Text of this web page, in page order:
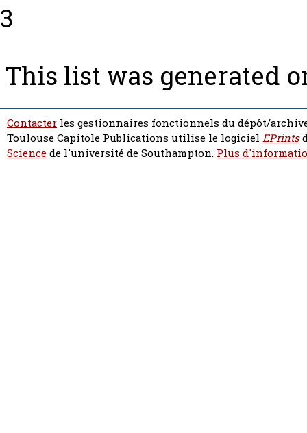
3
This list was generated
Contacter les gestionnaires fonctionnels du dépôt/
Toulouse Capitole Publications utilise le logiciel EPrints
Sciencede l'université de Southampton. Plus